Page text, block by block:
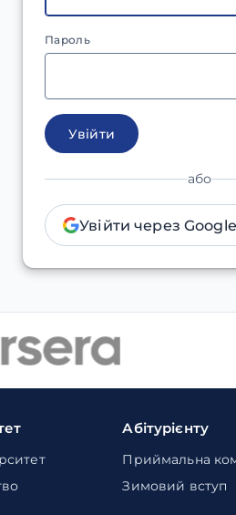
Пароль
Увійти
або
Увійти через
Абітурієнту
Приймальна
Зимовий вступ